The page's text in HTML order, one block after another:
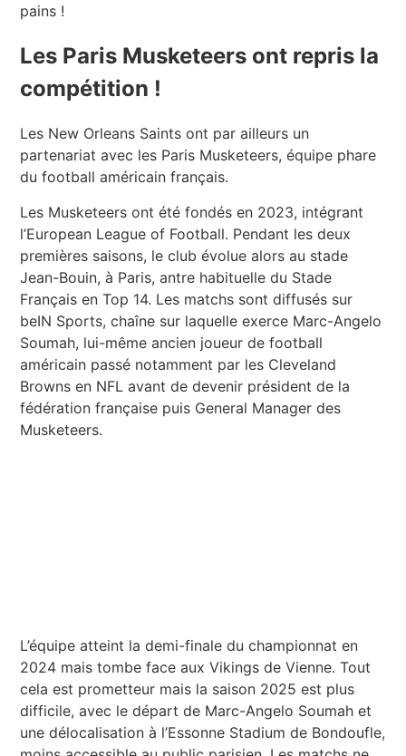
pains !
Les Paris Musketeers ont repris la
compétition !
Les New Orleans Saints ont par ailleurs un
partenariat avec les Paris Musketeers, équipe phare
du football américain français.
Les Musketeers ont été fondés en 2023, intégrant
l’European League of Football. Pendant les deux
premières saisons, le club évolue alors au stade
Jean-Bouin, à Paris, antre habituelle du Stade
Français en Top 14. Les matchs sont diffusés sur
beIN Sports, chaîne sur laquelle exerce Marc-Angelo
Soumah, lui-même ancien joueur de football
américain passé notamment par les Cleveland
Browns en NFL avant de devenir président de la
fédération française puis General Manager des
Musketeers.
L’équipe atteint la demi-finale du championnat en
2024 mais tombe face aux Vikings de Vienne. Tout
cela est prometteur mais la saison 2025 est plus
difficile, avec le départ de Marc-Angelo Soumah et
une délocalisation à l’Essonne Stadium de Bondoufle,